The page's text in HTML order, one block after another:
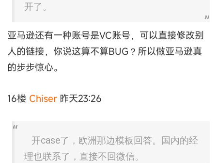
开了。
亚马逊还有一种账号是VC账号，可以直接修改别
人的链接，你说这算不算BUG？所以做亚马逊真
的步步惊心。
16楼 Chiser 昨天23:26
开case了，欧洲那边模板回答。国内的经
理也联系了，直接不回微信。